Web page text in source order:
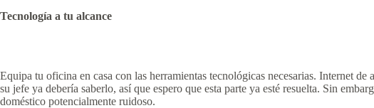
Tecnología a tu alcance
Equipa tu oficina en casa con las herramientas tecnológicas necesarias. Internet
su jefe ya debería saberlo, así que espero que esta parte ya esté resuelta. Sin
doméstico potencialmente ruidoso.